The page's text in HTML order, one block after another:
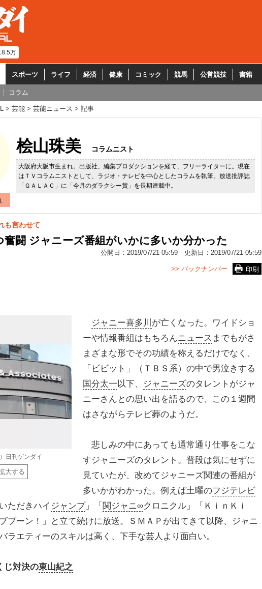
万
スポーツ ライフ 経済 健康 コミック 競馬 公営競技 書籍
コラム
芸能 芸能ニュース 記事
桧山珠美 コラムニスト
大阪府大阪市生まれ。出版社、編集プロダクションを経て、フリーライターに。現在
はＴＶコラムニストとして、ラジオ・テレビを中心としたコラムを執筆。放送批評誌
「ＧＡＬＡＣ」に「今月のダラクシー賞」を長期連載中。
も言わせて
奮闘 ジャニーズ番組がいかに多いか分かった
公開日： 2019/07/21 05:59 更新日： 2019/07/21 05:59
印刷
>> バックナンバー
日刊ゲンダイ
大する
ジャニー喜多川 が亡くなった。ワイドショ
ーや情報番組はもちろんニュース までもがさ
まざまな形でその功績を称えるだけでなく、
「ビビット」（ＴＢＳ系）の中で男泣きする
国分太一以下、 ジャニーズのタレントがジャ
ニーさんとの思い出を語るので、この１週間
はさながらテレビ葬のようだ。
悲しみの中にあっても通常通り仕事をこな
すジャニーズのタレント。普段は気にせずに
見ていたが、改めてジャニーズ関連の番組が
多いかがわかった。例えば土曜のフジテレビ
ただきハイ ジャンプ」「 関ジャニ∞クロニクル」「ＫｉｎＫｉ
ブーン！」と立て続けに放送。ＳＭＡＰが出てきて以降、ジャニ
ラエティーのスキルは高く、下手な芸人 より面白い。
じ対決の東山紀之